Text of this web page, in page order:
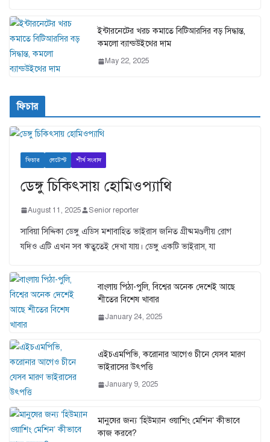
ইন্টারনেটের খরচ কমাতে বিটিআরসির বড় সিদ্ধান্ত,
কমলো ব্যান্ডউইথের দাম
May 22, 2025
ফিচার
ফিচার লেটেস্ট শীর্ষ সংবাদ
ডেঙ্গু চিকিৎসায় হোমিওপ্যাথি
August 11, 2025 Senior reporter
সাবিয়া সিদ্দিকা ডেঙ্গু এডিস মশাবাহিত ভাইরাস জনিত গ্রীষ্মমণ্ডলীয় রোগ
যদিও এটি এখন সব ঋতুতেই দেখা যায়। ডেঙ্গু একটি ভাইরাস, যা
বাংলায় পিঠা-পুলি, বিশ্বের অনেক দেশেই আছে
শীতের বিশেষ খাবার
January 24, 2025
এইচএমপিভি, করোনার আগেও চীনে যেসব মারণ
ভাইরাসের উৎপত্তি
January 9, 2025
মানুষের জন্য ‘হিউম্যান ওয়াশিং মেশিন’ কীভাবে
কাজ করবে?